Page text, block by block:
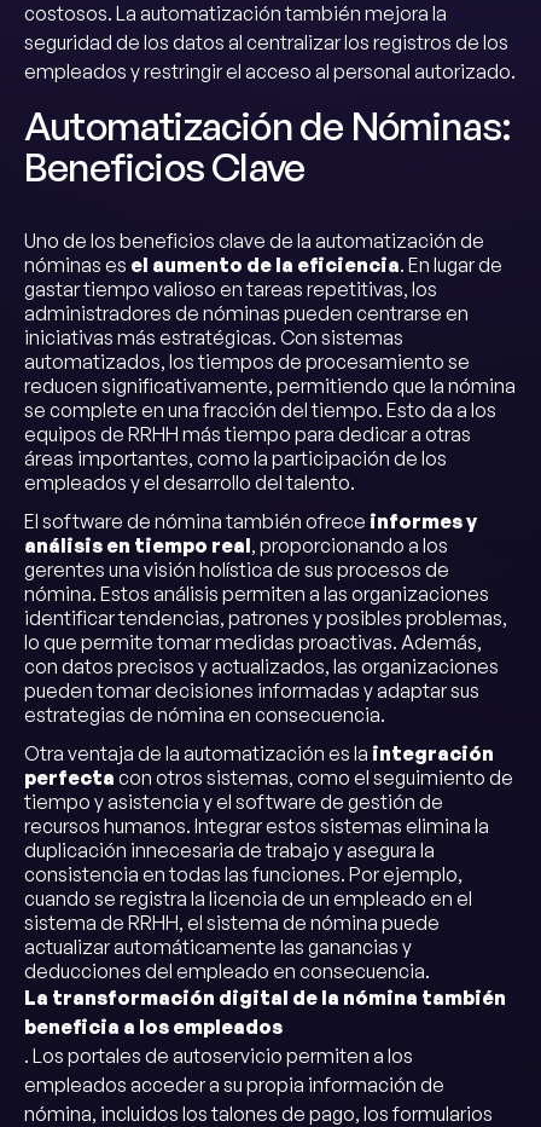
costosos. La automatización también mejora la
seguridad de los datos al centralizar los registros de los
empleados y restringir el acceso al personal autorizado.
Automatización de Nóminas:
Beneficios Clave
Uno de los beneficios clave de la automatización de
nóminas es el aumento de la eficiencia. En lugar de
gastar tiempo valioso en tareas repetitivas, los
administradores de nóminas pueden centrarse en
iniciativas más estratégicas. Con sistemas
automatizados, los tiempos de procesamiento se
reducen significativamente, permitiendo que la nómina
se complete en una fracción del tiempo. Esto da a los
equipos de RRHH más tiempo para dedicar a otras
áreas importantes, como la participación de los
empleados y el desarrollo del talento.
El software de nómina también ofrece informes y
análisis en tiempo real, proporcionando a los
gerentes una visión holística de sus procesos de
nómina. Estos análisis permiten a las organizaciones
identificar tendencias, patrones y posibles problemas,
lo que permite tomar medidas proactivas. Además,
con datos precisos y actualizados, las organizaciones
pueden tomar decisiones informadas y adaptar sus
estrategias de nómina en consecuencia.
Otra ventaja de la automatización es la integración
perfecta con otros sistemas, como el seguimiento de
tiempo y asistencia y el software de gestión de
recursos humanos. Integrar estos sistemas elimina la
duplicación innecesaria de trabajo y asegura la
consistencia en todas las funciones. Por ejemplo,
cuando se registra la licencia de un empleado en el
sistema de RRHH, el sistema de nómina puede
actualizar automáticamente las ganancias y
deducciones del empleado en consecuencia.
La transformación digital de la nómina también
beneficia a los empleados
. Los portales de autoservicio permiten a los
empleados acceder a su propia información de
nómina, incluidos los talones de pago, los formularios